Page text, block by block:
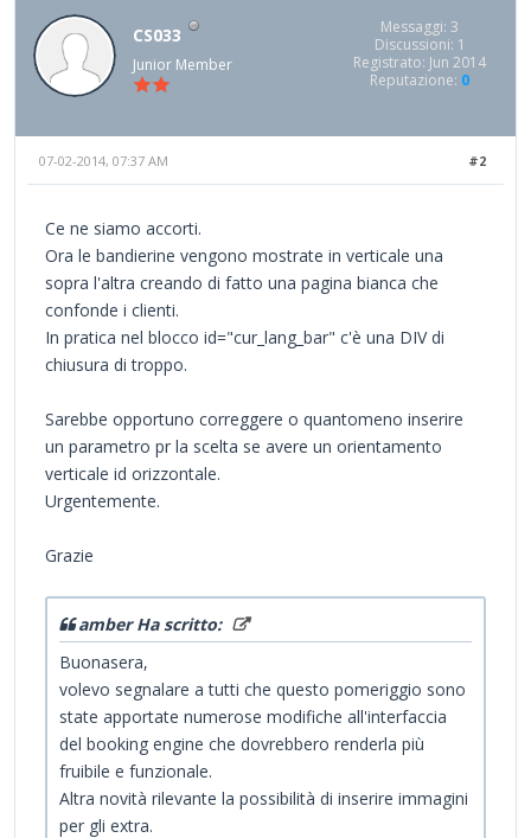
CS033
Junior Member
Messaggi: 3
Discussioni: 1
Registrato: Jun 2014
Reputazione: 0
#2
07-02-2014, 07:37 AM
Ce ne siamo accorti.
Ora le bandierine vengono mostrate in verticale una
sopra l'altra creando di fatto una pagina bianca che
confonde i clienti.
In pratica nel blocco id="cur_lang_bar" c'è una DIV di
chiusura di troppo.
Sarebbe opportuno correggere o quantomeno inserire
un parametro pr la scelta se avere un orientamento
verticale id orizzontale.
Urgentemente.
Grazie
amber Ha scritto:
Buonasera,
volevo segnalare a tutti che questo pomeriggio sono
state apportate numerose modifiche all'interfaccia
del booking engine che dovrebbero renderla più
fruibile e funzionale.
Altra novità rilevante la possibilità di inserire immagini
per gli extra.